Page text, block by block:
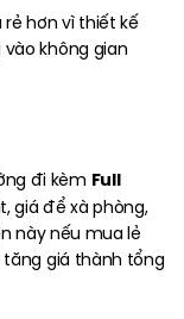
rẻ hơn vì thiết kế
không gian
đi kèm Full
giá để xà phòng,
này nếu mua lẻ
giá thành tổng